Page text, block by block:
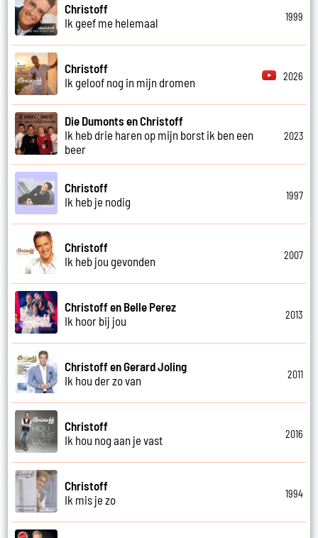
Christoff
Ik geef me helemaal
1999
Christoff
Ik geloof nog in mijn dromen
2026
Die Dumonts en Christoff
Ik heb drie haren op mijn borst ik ben een
beer
2023
Christoff
Ik heb je nodig
1997
Christoff
Ik heb jou gevonden
2007
Christoff en Belle Perez
Ik hoor bij jou
2013
Christoff en Gerard Joling
Ik hou der zo van
2011
Christoff
Ik hou nog aan je vast
2016
Christoff
Ik mis je zo
1994